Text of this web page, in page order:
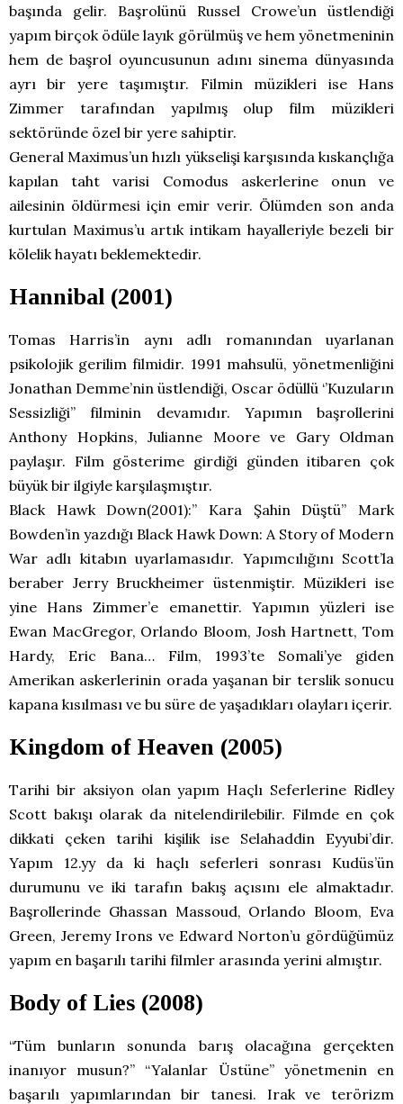
başında gelir. Başrolünü Russel Crowe’un üstlendiği
yapım birçok ödüle layık görülmüş ve hem yönetmeninin
hem de başrol oyuncusunun adını sinema dünyasında
ayrı bir yere taşımıştır. Filmin müzikleri ise Hans
Zimmer tarafından yapılmış olup film müzikleri
sektöründe özel bir yere sahiptir.
General Maximus’un hızlı yükselişi karşısında kıskançlığa
kapılan taht varisi Comodus askerlerine onun ve
ailesinin öldürmesi için emir verir. Ölümden son anda
kurtulan Maximus’u artık intikam hayalleriyle bezeli bir
kölelik hayatı beklemektedir.
Hannibal (2001)
Tomas Harris’in aynı adlı romanından uyarlanan
psikolojik gerilim filmidir. 1991 mahsulü, yönetmenliğini
Jonathan Demme’nin üstlendiği, Oscar ödüllü ‘’Kuzuların
Sessizliği’’ filminin devamıdır. Yapımın başrollerini
Anthony Hopkins, Julianne Moore ve Gary Oldman
paylaşır. Film gösterime girdiği günden itibaren çok
büyük bir ilgiyle karşılaşmıştır.
Black Hawk Down(2001):” Kara Şahin Düştü” Mark
Bowden’in yazdığı Black Hawk Down: A Story of Modern
War adlı kitabın uyarlamasıdır. Yapımcılığını Scott’la
beraber Jerry Bruckheimer üstenmiştir. Müzikleri ise
yine Hans Zimmer’e emanettir. Yapımın yüzleri ise
Ewan MacGregor, Orlando Bloom, Josh Hartnett, Tom
Hardy, Eric Bana… Film, 1993’te Somali’ye giden
Amerikan askerlerinin orada yaşanan bir terslik sonucu
kapana kısılması ve bu süre de yaşadıkları olayları içerir.
Kingdom of Heaven (2005)
Tarihi bir aksiyon olan yapım Haçlı Seferlerine Ridley
Scott bakışı olarak da nitelendirilebilir. Filmde en çok
dikkati çeken tarihi kişilik ise Selahaddin Eyyubi’dir.
Yapım 12.yy da ki haçlı seferleri sonrası Kudüs’ün
durumunu ve iki tarafın bakış açısını ele almaktadır.
Başrollerinde Ghassan Massoud, Orlando Bloom, Eva
Green, Jeremy Irons ve Edward Norton’u gördüğümüz
yapım en başarılı tarihi filmler arasında yerini almıştır.
Body of Lies (2008)
“Tüm bunların sonunda barış olacağına gerçekten
inanıyor musun?” “Yalanlar Üstüne” yönetmenin en
başarılı yapımlarından bir tanesi. Irak ve terörizm